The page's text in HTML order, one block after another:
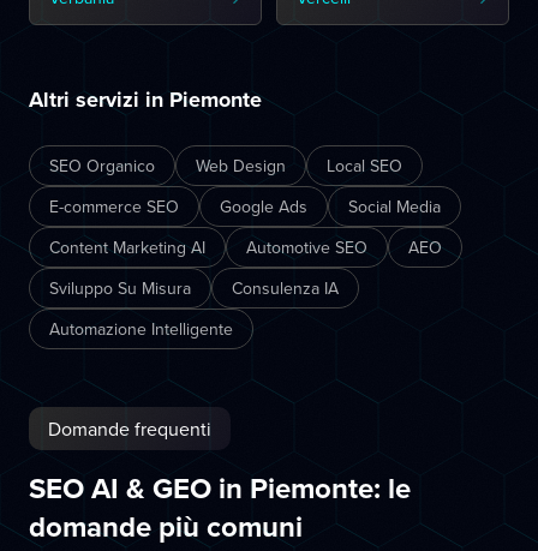
Altri servizi in Piemonte
SEO Organico Web Design
Local SEO
E-commerce SEO
Google Ads
Social Media
Content Marketing AI
Automotive SEO
AEO
Sviluppo Su Misura
Consulenza IA
Automazione Intelligente
Domande frequenti
SEO AI & GEO in Piemonte: le
domande più comuni